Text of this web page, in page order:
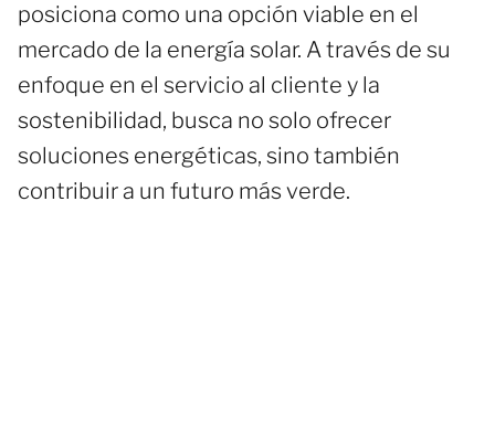
posiciona como una opción viable en el
mercado de la energía solar. A través de su
enfoque en el servicio al cliente y la
sostenibilidad, busca no solo ofrecer
soluciones energéticas, sino también
contribuir a un futuro más verde.